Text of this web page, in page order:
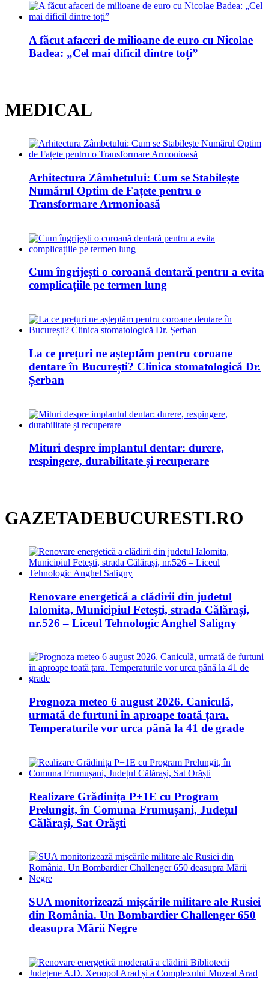
A făcut afaceri de milioane de euro cu Nicolae
Badea: „Cel mai dificil dintre toți”
MEDICAL
Arhitectura Zâmbetului: Cum se Stabilește
Numărul Optim de Fațete pentru o
Transformare Armonioasă
Cum îngrijești o coroană dentară pentru a evita
complicațiile pe termen lung
La ce prețuri ne așteptăm pentru coroane
dentare în București? Clinica stomatologică Dr.
Șerban
Mituri despre implantul dentar: durere,
respingere, durabilitate și recuperare
GAZETADEBUCURESTI.RO
Renovare energetică a clădirii din judetul
Ialomita, Municipiul Fetești, strada Călărași,
nr.526 – Liceul Tehnologic Anghel Saligny
Prognoza meteo 6 august 2026. Caniculă,
urmată de furtuni în aproape toată țara.
Temperaturile vor urca până la 41 de grade
Realizare Grădinița P+1E cu Program
Prelungit, în Comuna Frumușani, Județul
Călărași, Sat Orăști
SUA monitorizează mișcările militare ale Rusiei
din România. Un Bombardier Challenger 650
deasupra Mării Negre